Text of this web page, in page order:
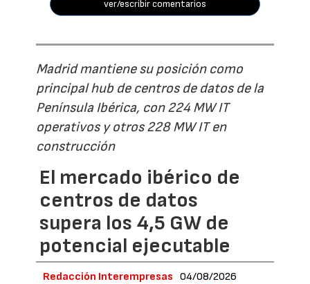
ver/escribir comentarios
Madrid mantiene su posición como
principal hub de centros de datos de la
Península Ibérica, con 224 MW IT
operativos y otros 228 MW IT en
construcción
El mercado ibérico de
centros de datos
supera los 4,5 GW de
potencial ejecutable
Redacción Interempresas 04/08/2026